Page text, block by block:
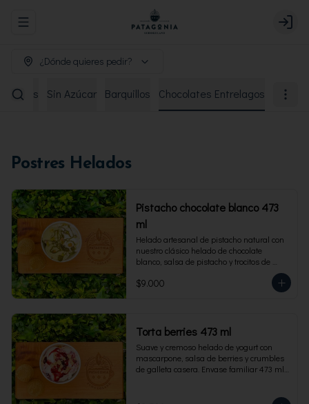
Abrir menu de navegación Login
¿Dónde quieres pedir?
Sin Azúcar Barquillos Chocolates Entrelagos
Postres Helados
Pistacho chocolate blanco 473
ml
Helado artesanal de pistacho natural con
nuestro clásico helado de chocolate
blanco, salsa de pistacho y trocitos de
pistacho. Envase familiar 473 ml, rinde 4
porciones.
$9.000
Torta berries 473 ml
Suave y cremoso helado de yogurt con
mascarpone, salsa de berries y crumbles
de galleta casera. Envase familiar 473 ml,